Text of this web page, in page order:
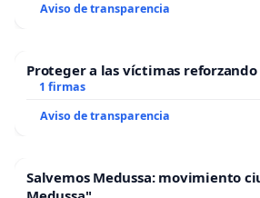
Aviso de transparencia
Proteger a las víctimas
1 firmas
Aviso de transparencia
Salvemos Medussa: movimiento